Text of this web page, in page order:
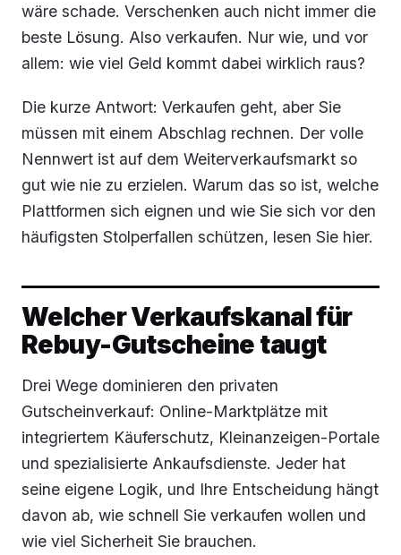
wäre schade. Verschenken auch nicht immer die
beste Lösung. Also verkaufen. Nur wie, und vor
allem: wie viel Geld kommt dabei wirklich raus?
Die kurze Antwort: Verkaufen geht, aber Sie
müssen mit einem Abschlag rechnen. Der volle
Nennwert ist auf dem Weiterverkaufsmarkt so
gut wie nie zu erzielen. Warum das so ist, welche
Plattformen sich eignen und wie Sie sich vor den
häufigsten Stolperfallen schützen, lesen Sie hier.
Welcher Verkaufskanal für
Rebuy-Gutscheine taugt
Drei Wege dominieren den privaten
Gutscheinverkauf: Online-Marktplätze mit
integriertem Käuferschutz, Kleinanzeigen-Portale
und spezialisierte Ankaufsdienste. Jeder hat
seine eigene Logik, und Ihre Entscheidung hängt
davon ab, wie schnell Sie verkaufen wollen und
wie viel Sicherheit Sie brauchen.